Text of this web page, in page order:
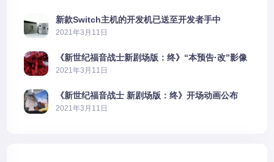
新款Switch主机的开发机已送至开发者手中
2021年3月11日
《新世纪福音战士新剧场版：终》“本预告·改”影像
公开
2021年3月11日
《新世纪福音战士 新剧场版：终》开场动画公布
2021年3月11日